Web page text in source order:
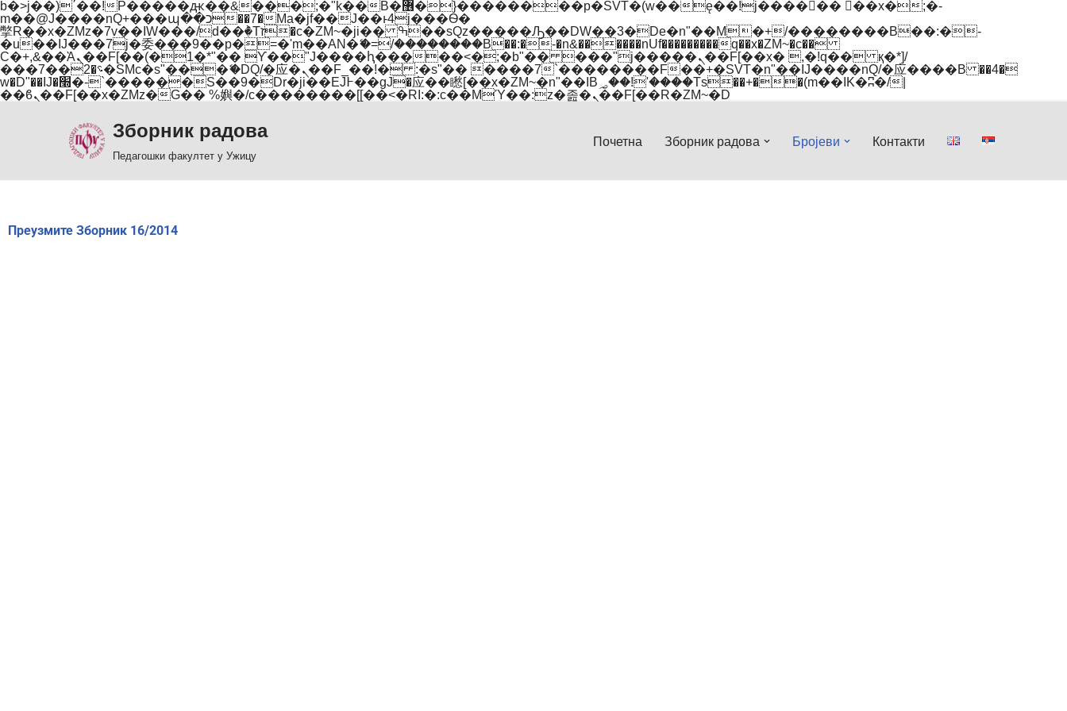
b�>j��)΄��!P�����ԫ��&���;�"k��B�޶�}��������p�SVT�(w��ę��!j������ ��x�;�-
m��@J����nQ+���պ��כ��7�Ma�jf��J��ͱ4j���Ѳ�
撆R��x�ZMz�7v��IW���/d��ٞ�Тז�c�ZM~�ji�� ߒ��sQz�����Ԡ��DW��3�De�n"��M�+/��������B��:�-
�u��IJ���7j�委���9��p�=�'m��AN�ޭ�=/��������B��:�-�n&������nUf���������q��x�ZM~�c��
Ϲ�+,&��Ὰܢ��F[��(�1�*"�� ϒ��"J����ԧ�����<�;�b"�� ���"j�����ܢ��F[��x� ,�!q�� қ�*]/
���؝�2��7�SMc�s"���ޭ�DQ/�应�ܢ��F_��!� :�s"�� ����7`��������F��+�SVT�n"��IJ����nQ/�应����B ��4�
w�D"��IJ�׭�-`������S��9�Dr�ji��EJ߅��gJ�应��矁[��x�ZM~�n"��IB؃��!'����Тѕ��+��(m��IK�ʭ�/|
��ϐܢ��F[��x�ZMz�G�� %嬩�/c��������[[��<�RI:�:c��MΎ��:z�졾�ܢ��F[��R�ZM~�D
Зборник радова
Педагошки факултет у Ужицу
Почетна Зборник радова Бројеви Контакти
Преузмите Зборник 16/2014